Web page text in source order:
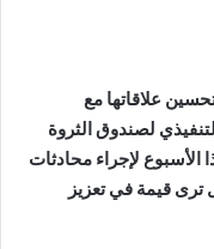
علاقاتها مع
لصندوق الثروة
الأسبوع لإجراء محادثات
قيمة في تعزيز